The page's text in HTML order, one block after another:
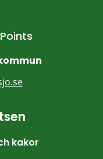
kakor